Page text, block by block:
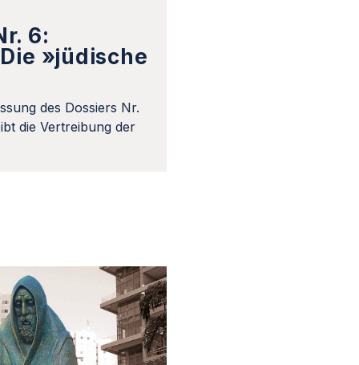
6:
»jüdische
des Dossiers Nr.
die Vertreibung der